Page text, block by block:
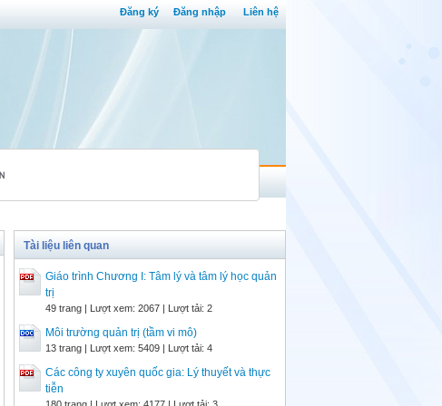
Đăng ký Đăng nhập Liên hệ
Tài liệu liên quan
Giáo trình Chương I: Tâm lý và tâm lý học quản
trị
49 trang | Lượt xem: 2067 | Lượt tải: 2
Môi trường quản trị (tầm vi mô)
13 trang | Lượt xem: 5409 | Lượt tải: 4
Các công ty xuyên quốc gia: Lý thuyết và thực
tiễn